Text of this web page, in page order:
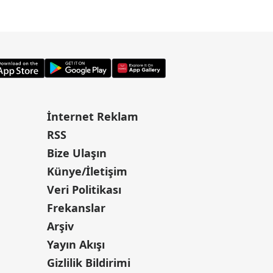
İnternet Reklam
RSS
Bize Ulaşın
Künye/İletişim
Veri Politikası
Frekanslar
Arşiv
Yayın Akışı
Gizlilik Bildirimi